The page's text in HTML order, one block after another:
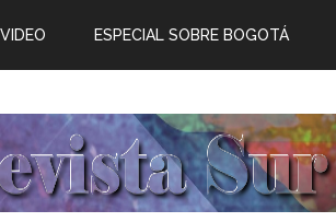
VIDEO ESPECIAL SOBRE BOGOTÁ